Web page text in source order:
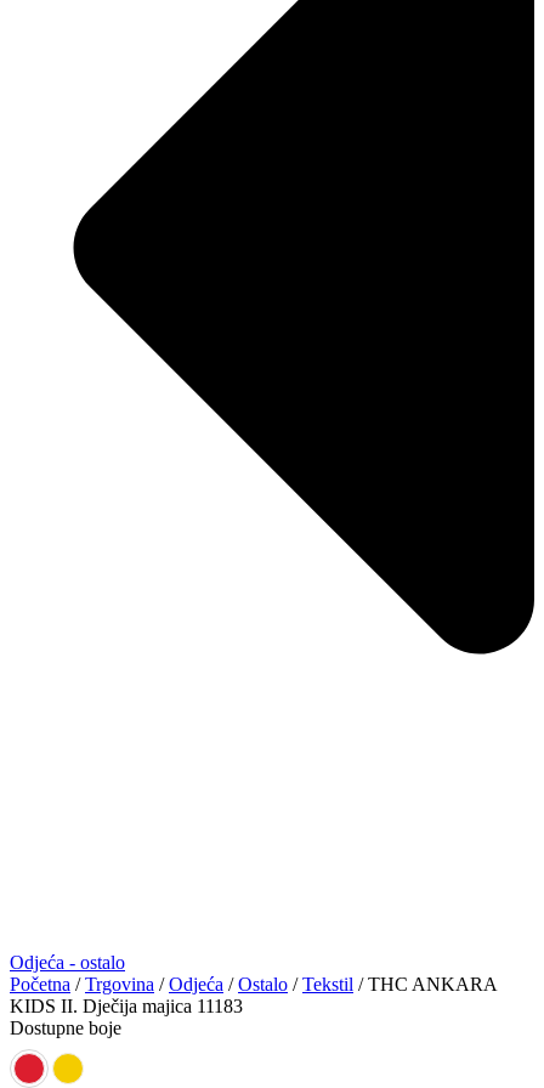
Odjeća - ostalo
Početna /Trgovina /Odjeća /Ostalo /Tekstil / THC ANKARA
KIDS II. Dječija majica 11183
Dostupne boje